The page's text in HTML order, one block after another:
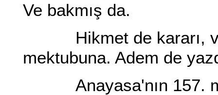
Ve bakmış da.
Hikmet de kararı,
mektubuna. Adem de
Anayasa'nın 157.